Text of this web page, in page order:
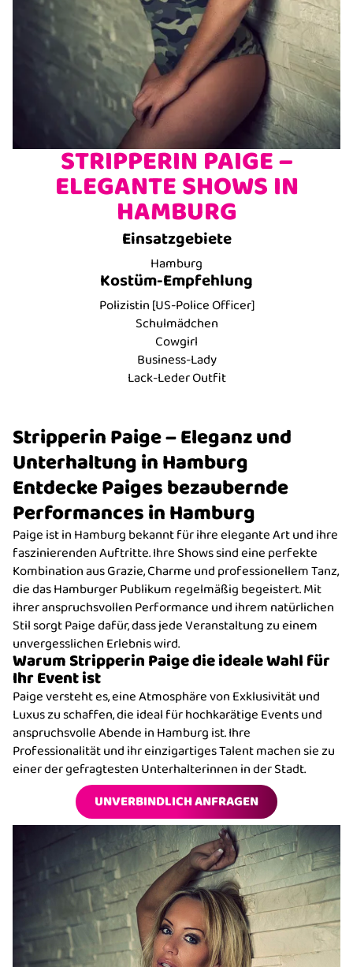
STRIPPERIN PAIGE –
ELEGANTE SHOWS IN
HAMBURG
Einsatzgebiete
Hamburg
Kostüm-Empfehlung
Polizistin [US-Police Officer]
Schulmädchen
Cowgirl
Business-Lady
Lack-Leder Outfit
Stripperin Paige – Eleganz und
Unterhaltung in Hamburg
Entdecke Paiges bezaubernde
Performances in Hamburg
Paige ist in Hamburg bekannt für ihre elegante Art und ihre
faszinierenden Auftritte. Ihre Shows sind eine perfekte
Kombination aus Grazie, Charme und professionellem Tanz,
die das Hamburger Publikum regelmäßig begeistert. Mit
ihrer anspruchsvollen Performance und ihrem natürlichen
Stil sorgt Paige dafür, dass jede Veranstaltung zu einem
unvergesslichen Erlebnis wird.
Warum Stripperin Paige die ideale Wahl für
Ihr Event ist
Paige versteht es, eine Atmosphäre von Exklusivität und
Luxus zu schaffen, die ideal für hochkarätige Events und
anspruchsvolle Abende in Hamburg ist. Ihre
Professionalität und ihr einzigartiges Talent machen sie zu
einer der gefragtesten Unterhalterinnen in der Stadt.
UNVERBINDLICH ANFRAGEN